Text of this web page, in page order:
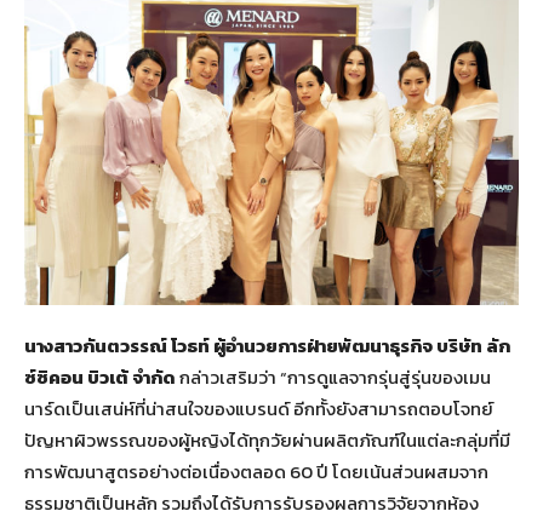
นางสาวกันตวรรณ์ โวธท์ ผู้อำนวยการฝ่ายพัฒนาธุรกิจ บริษัท ลัก
ซ์ซิคอน บิวเต้ จำกัดกล่าวเสริมว่า “การดูแลจากรุ่นสู่รุ่นของเมน
นาร์ดเป็นเสน่ห์ที่น่าสนใจของแบรนด์ อีกทั้งยังสามารถตอบโจทย์
ปัญหาผิวพรรณของผู้หญิงได้ทุกวัยผ่านผลิตภัณฑ์ในแต่ละกลุ่มที่มี
การพัฒนาสูตรอย่างต่อเนื่องตลอด 60 ปี โดยเน้นส่วนผสมจาก
ธรรมชาติเป็นหลัก รวมถึงได้รับการรับรองผลการวิจัยจากห้อง